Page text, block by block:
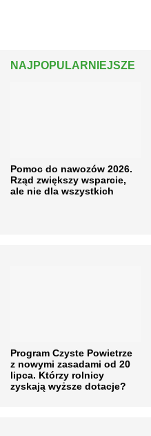
NAJPOPULARNIEJSZE
Pomoc do nawozów 2026.
Rząd zwiększy wsparcie,
ale nie dla wszystkich
Program Czyste Powietrze
z nowymi zasadami od 20
lipca. Którzy rolnicy
zyskają wyższe dotacje?